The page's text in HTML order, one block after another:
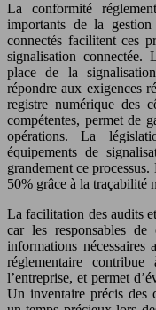
La conformité
importants de la
connectés facilitent ces
signalisation connectée.
place de la
répondre aux exigences
registre numérique des
compétentes, permet de
opérations. La
équipements de
grandement ce
50% grâce à la traçabilité
La facilitation des audits
car les responsables
informations nécessaires
réglementaire
l’entreprise, et permet
Un inventaire précis des